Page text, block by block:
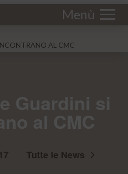
Menù
AL CMC
Tutte le News